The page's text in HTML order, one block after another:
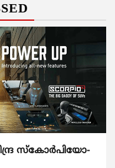
സ്കോർപിയോ-